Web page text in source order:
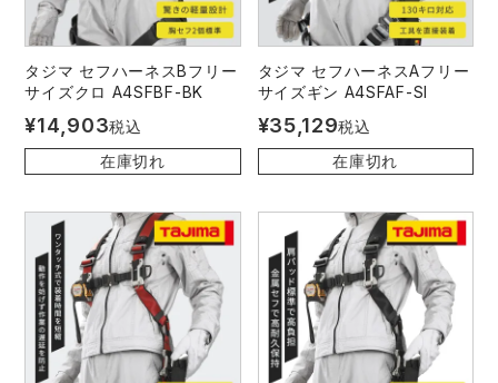
タジマ セフハーネスBフリー
サイズクロ A4SFBF-BK
¥14,903税込
在庫切れ
タジマ セフハーネスAフリー
サイズギン A4SFAF-SI
¥35,129税込
在庫切れ